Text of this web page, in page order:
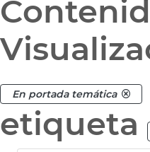
En portada temática
etiqueta